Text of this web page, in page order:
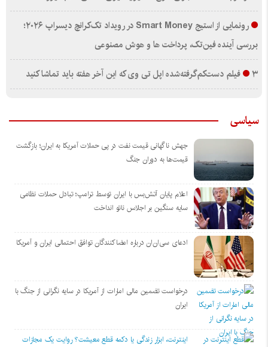
رونمایی از استیج Smart Money در رویداد تک‌کرانچ دیسراپ ۲۰۲۶؛
بررسی آینده فین‌تک، پرداخت‌ ها و هوش مصنوعی
۳ فیلم دست‌کم‌گرفته‌شده اپل تی وی که این آخر هفته باید تماشا کنید
سیاسی
جهش ناگهانی قیمت نفت در پی حملات آمریکا به ایران؛ بازگشت
قیمت‌ها به دوران جنگ
اعلام پایان آتش‌بس با ایران توسط ترامپ؛ تبادل حملات نظامی
سایه سنگین بر اجلاس ناتو انداخت
ادعای سی‌ان‌ان درباره امضاکنندگان توافق احتمالی ایران و آمریکا
درخواست تضمین مالی امارات از آمریکا در سایه نگرانی از جنگ با
ایران
اینترنت، ابزار زندگی یا دکمه قطع معیشت؟ روایت یک مجازات